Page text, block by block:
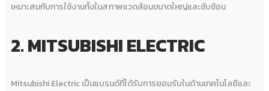
เหมาะสมกับการใช้งานทั้งในสภาพแวดล้อมขนาดใหญ่และซับซ้อน
2. MITSUBISHI ELECTRIC
Mitsubishi Electric เป็นแบรนด์ที่ได้รับการยอมรับในด้านเทคโนโลยีและ